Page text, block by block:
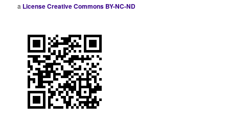
a License Creative Commons BY-NC-ND